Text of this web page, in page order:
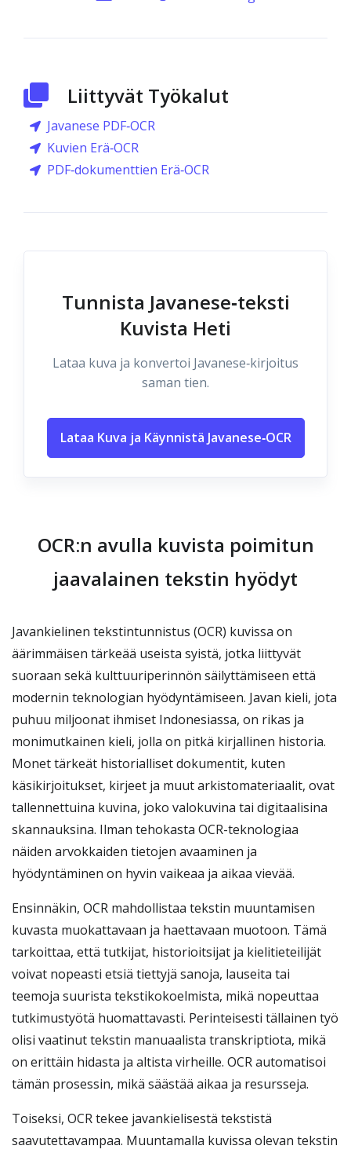
Liittyvät Työkalut
Javanese PDF‑OCR
Kuvien Erä‑OCR
PDF‑dokumenttien Erä‑OCR
Tunnista Javanese‑teksti
Kuvista Heti
Lataa kuva ja konvertoi Javanese‑kirjoitus
saman tien.
Lataa Kuva ja Käynnistä Javanese‑OCR
OCR:n avulla kuvista poimitun
jaavalainen tekstin hyödyt
Javankielinen tekstintunnistus (OCR) kuvissa on
äärimmäisen tärkeää useista syistä, jotka liittyvät
suoraan sekä kulttuuriperinnön säilyttämiseen että
modernin teknologian hyödyntämiseen. Javan kieli, jota
puhuu miljoonat ihmiset Indonesiassa, on rikas ja
monimutkainen kieli, jolla on pitkä kirjallinen historia.
Monet tärkeät historialliset dokumentit, kuten
käsikirjoitukset, kirjeet ja muut arkistomateriaalit, ovat
tallennettuina kuvina, joko valokuvina tai digitaalisina
skannauksina. Ilman tehokasta OCR-teknologiaa
näiden arvokkaiden tietojen avaaminen ja
hyödyntäminen on hyvin vaikeaa ja aikaa vievää.
Ensinnäkin, OCR mahdollistaa tekstin muuntamisen
kuvasta muokattavaan ja haettavaan muotoon. Tämä
tarkoittaa, että tutkijat, historioitsijat ja kielitieteilijät
voivat nopeasti etsiä tiettyjä sanoja, lauseita tai
teemoja suurista tekstikokoelmista, mikä nopeuttaa
tutkimustyötä huomattavasti. Perinteisesti tällainen työ
olisi vaatinut tekstin manuaalista transkriptiota, mikä
on erittäin hidasta ja altista virheille. OCR automatisoi
tämän prosessin, mikä säästää aikaa ja resursseja.
Toiseksi, OCR tekee javankielisestä tekstistä
saavutettavampaa. Muuntamalla kuvissa olevan tekstin